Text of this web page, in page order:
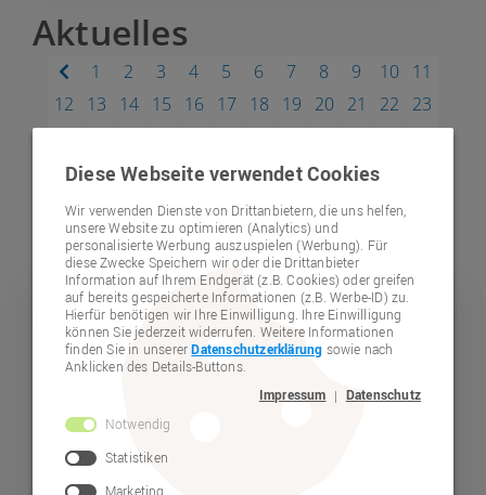
Aktuelles
1 2 3 4 5 6 7 8 9 10 11
12
13 14 15 16 17 18 19 20 21 22
23
36 37 38 39 40 41 42 43 44 45 46
48
50 51 52 53 54 55 56 58
60 61
Wohnen
Diese Webseite verwendet Cookies
Wir verwenden Dienste von Drittanbietern, die uns helfen,
unsere Website zu optimieren (Analytics) und
personalisierte Werbung auszuspielen (Werbung). Für
diese Zwecke Speichern wir oder die Drittanbieter
Information auf Ihrem Endgerät (z.B. Cookies) oder greifen
auf bereits gespeicherte Informationen (z.B. Werbe-ID) zu.
Hierfür benötigen wir Ihre Einwilligung. Ihre Einwilligung
können Sie jederzeit widerrufen. Weitere Informationen
finden Sie in unsererDatenschutzerklärung sowie nach
Anklicken des Details-Buttons.
Impressum | Datenschutz
Notwendig
Statistiken
Marketing